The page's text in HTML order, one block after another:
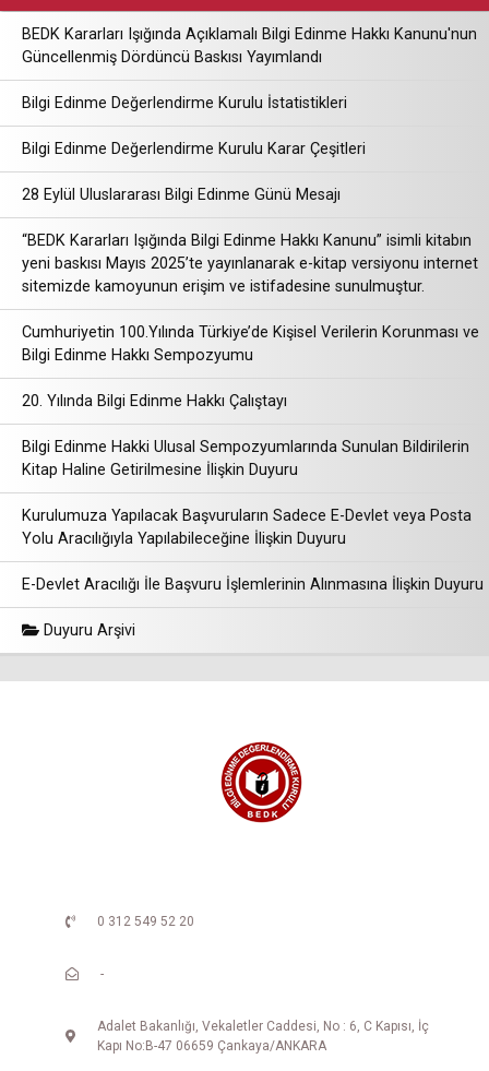
BEDK Kararları Işığında Açıklamalı Bilgi Edinme Hakkı Kanunu'nun
Güncellenmiş Dördüncü Baskısı Yayımlandı
Bilgi Edinme Değerlendirme Kurulu İstatistikleri
Bilgi Edinme Değerlendirme Kurulu Karar Çeşitleri
28 Eylül Uluslararası Bilgi Edinme Günü Mesajı
“BEDK Kararları Işığında Bilgi Edinme Hakkı Kanunu” isimli kitabın
yeni baskısı Mayıs 2025’te yayınlanarak e-kitap versiyonu internet
sitemizde kamoyunun erişim ve istifadesine sunulmuştur.
Cumhuriyetin 100.Yılında Türkiye’de Kişisel Verilerin Korunması ve
Bilgi Edinme Hakkı Sempozyumu
20. Yılında Bilgi Edinme Hakkı Çalıştayı
Bilgi Edinme Hakki Ulusal Sempozyumlarında Sunulan Bildirilerin
Kitap Haline Getirilmesine İlişkin Duyuru
Kurulumuza Yapılacak Başvuruların Sadece E-Devlet veya Posta
Yolu Aracılığıyla Yapılabileceğine İlişkin Duyuru
E-Devlet Aracılığı İle Başvuru İşlemlerinin Alınmasına İlişkin Duyuru
Duyuru Arşivi
0 312 549 52 20
-
Adalet Bakanlığı, Vekaletler Caddesi, No : 6, C Kapısı, İç
Kapı No:B-47 06659 Çankaya/ANKARA